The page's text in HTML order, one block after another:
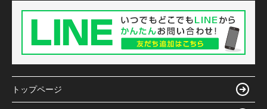
トップページ